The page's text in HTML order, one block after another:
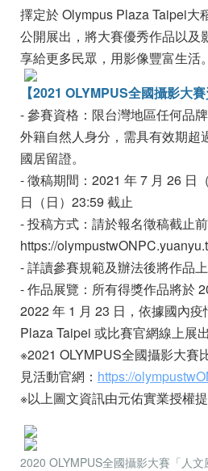
擇定於 Olympus Plaza Taipei大
公開展出，將大賽優秀作品以及
享給更多民眾，用影像豐富生活。
【2021 OLYMPUS全國攝影大賽
- 參賽資格：限台灣地區任何品
外籍自然人身分，需具有效期超
國居留證。
- 徵稿期間：2021 年 7 月 26 日
日（日）23:59 截止
- 投稿方式：請於報名徵稿截止
https://
- 詳讀參賽規範及辦法後將作品上
- 作品展覽：所有得獎作品將於
2022 年 1 月 23 日，依據國內
Plaza Taipei 或比賽官網線上展出
※2021 OLYMPUS全國攝影大賽
見活動官網： https://
※以上圖文資訊由元佑實業授權提
2020 OLYMPUS全國攝影大賽「人文